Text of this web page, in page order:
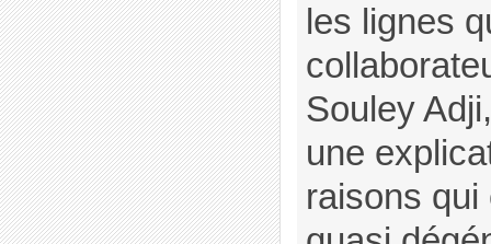
les lignes
Souley
une
raisons qui